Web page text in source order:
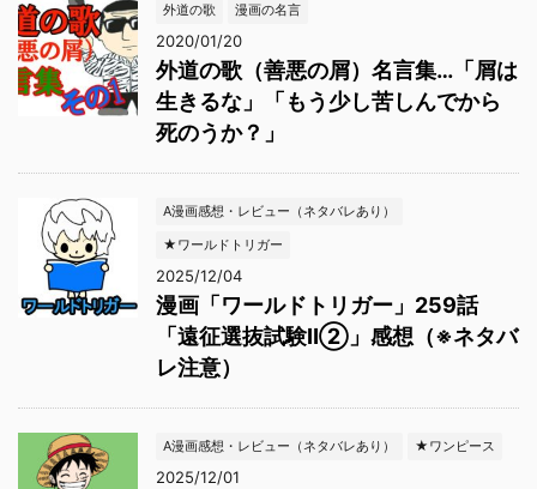
外道の歌 漫画の名言
2020/01/20
外道の歌（善悪の屑）名言集…「屑は
生きるな」「もう少し苦しんでから
死のうか？」
A漫画感想・レビュー（ネタバレあり）
★ワールドトリガー
2025/12/04
漫画「ワールドトリガー」259話
「遠征選抜試験Ⅱ②」感想（※ネタバ
レ注意）
A漫画感想・レビュー（ネタバレあり） ★ワンピース
2025/12/01